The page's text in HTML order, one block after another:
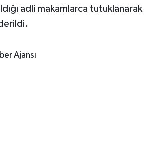
adli makamlarca tutuklanarak
Ajansı